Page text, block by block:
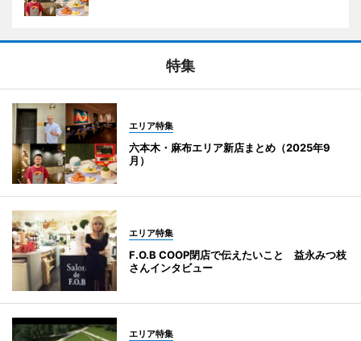
特集
エリア特集
六本木・麻布エリア新店まとめ（2025年9
月）
エリア特集
F.O.B COOP閉店で伝えたいこと 益永みつ枝
さんインタビュー
エリア特集